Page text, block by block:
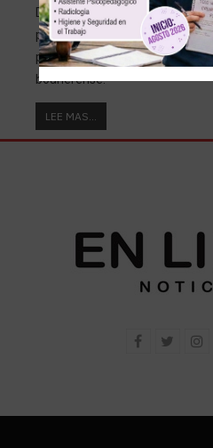
Desde hace algunas semanas
procesamiento de muestras se
producto de la gran cantidad de
boanerense.
LEE MAS...